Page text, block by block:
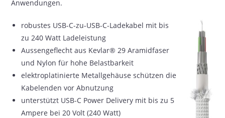
Anwendungen.
robustes USB-C-zu-USB-C-Ladekabel mit bis
zu 240 Watt Ladeleistung
Aussengeflecht aus Kevlar® 29 Aramidfaser
und Nylon für hohe Belastbarkeit
elektroplatinierte Metallgehäuse schützen die
Kabelenden vor Abnutzung
unterstützt USB-C Power Delivery mit bis zu 5
Ampere bei 20 Volt (240 Watt)